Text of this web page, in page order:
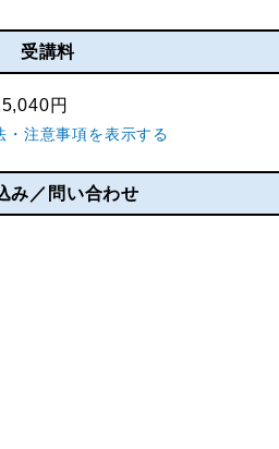
受講料
円
み／問い合わせ